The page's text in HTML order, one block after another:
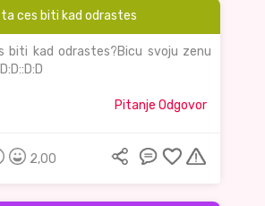
ces biti kad odrastes
biti kad odrastes?Bicu svoju zenu
Pitanje Odgovor
2,00